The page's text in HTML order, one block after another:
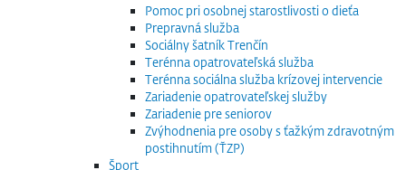
Pomoc pri osobnej starostlivosti o dieťa
Prepravná služba
Sociálny šatník Trenčín
Terénna opatrovateľská služba
Terénna sociálna služba krízovej intervencie
Zariadenie opatrovateľskej služby
Zariadenie pre seniorov
Zvýhodnenia pre osoby s ťažkým zdravotným
postihnutím (ŤZP)
Šport